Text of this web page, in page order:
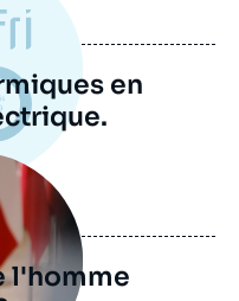
en
l'homme